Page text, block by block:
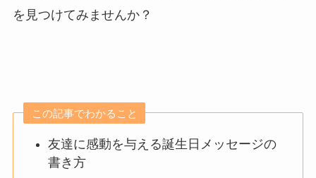
を見つけてみませんか？
この記事でわかること
友達に感動を与える誕生日メッセージの
書き方